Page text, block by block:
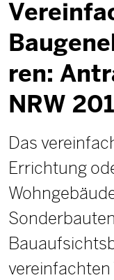
ren:
NRW
Das
Errichtung
vereinfachten